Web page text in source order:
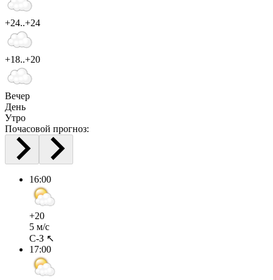
+24..+24
+18..+20
Вечер
День
Утро
Почасовой прогноз:
16:00
+20
5 м/с
С-З ↖
17:00